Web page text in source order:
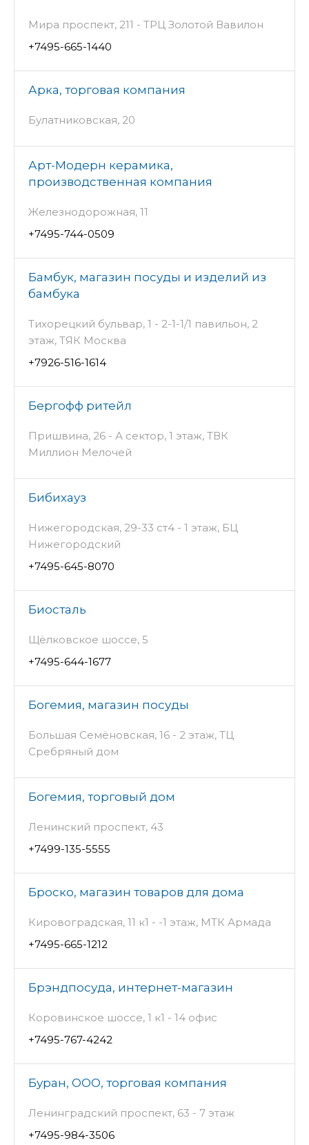
Мира проспект, 211 - ТРЦ Золотой Вавилон
+7495-665-1440
Арка, торговая компания
Булатниковская, 20
Арт-Модерн керамика,
производственная компания
Железнодорожная, 11
+7495-744-0509
Бамбук, магазин посуды и изделий из
бамбука
Тихорецкий бульвар, 1 - 2-1-1/1 павильон, 2
этаж, ТЯК Москва
+7926-516-1614
Бергофф ритейл
Пришвина, 26 - А сектор, 1 этаж, ТВК
Миллион Мелочей
Бибихауз
Нижегородская, 29-33 ст4 - 1 этаж, БЦ
Нижегородский
+7495-645-8070
Биосталь
Щёлковское шоссе, 5
+7495-644-1677
Богемия, магазин посуды
Большая Семёновская, 16 - 2 этаж, ТЦ
Сребряный дом
Богемия, торговый дом
Ленинский проспект, 43
+7499-135-5555
Броско, магазин товаров для дома
Кировоградская, 11 к1 - -1 этаж, МТК Армада
+7495-665-1212
Брэндпосуда, интернет-магазин
Коровинское шоссе, 1 к1 - 14 офис
+7495-767-4242
Буран, ООО, торговая компания
Ленинградский проспект, 63 - 7 этаж
+7495-984-3506